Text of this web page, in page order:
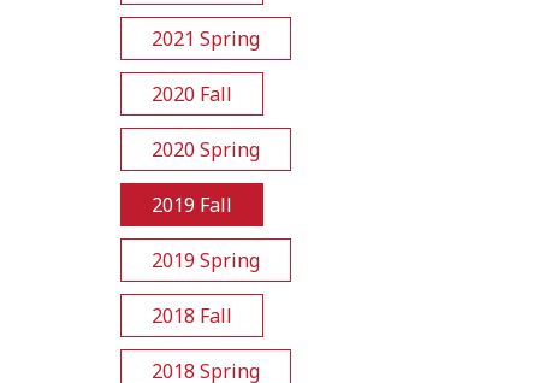
2021 Spring
2020 Fall
2020 Spring
2019 Fall
2019 Spring
2018 Fall
2018 Spring